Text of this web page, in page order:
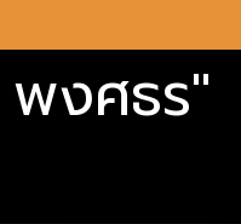
งศธร"